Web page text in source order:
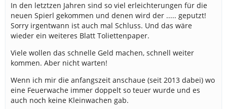
In den letztzen Jahren sind so viel erleichterungen für die
neuen Spierl gekommen und denen wird der ..... geputzt!
Sorry irgentwann ist auch mal Schluss. Und das wäre
wieder ein weiteres Blatt Toliettenpaper.
Viele wollen das schnelle Geld machen, schnell weiter
kommen. Aber nicht warten!
Wenn ich mir die anfangszeit anschaue (seit 2013 dabei) wo
eine Feuerwache immer doppelt so teuer wurde und es
auch noch keine Kleinwachen gab.